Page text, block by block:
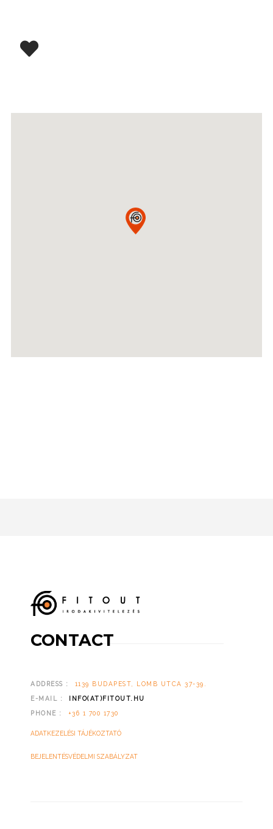
CONTACT
ADDRESS :
1139 BUDAPEST, LOMB UTCA 37-39.
E-MAIL :
INFO(AT)FITOUT.HU
PHONE :
+36 1 700 1730
ADATKEZELÉSI TÁJÉKOZTATÓ
BEJELENTÉSVÉDELMI SZABÁLYZAT